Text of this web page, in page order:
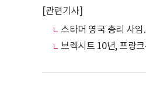
[관련기사]
스타머 영국 총리 사
브렉시트 10년, 프랑